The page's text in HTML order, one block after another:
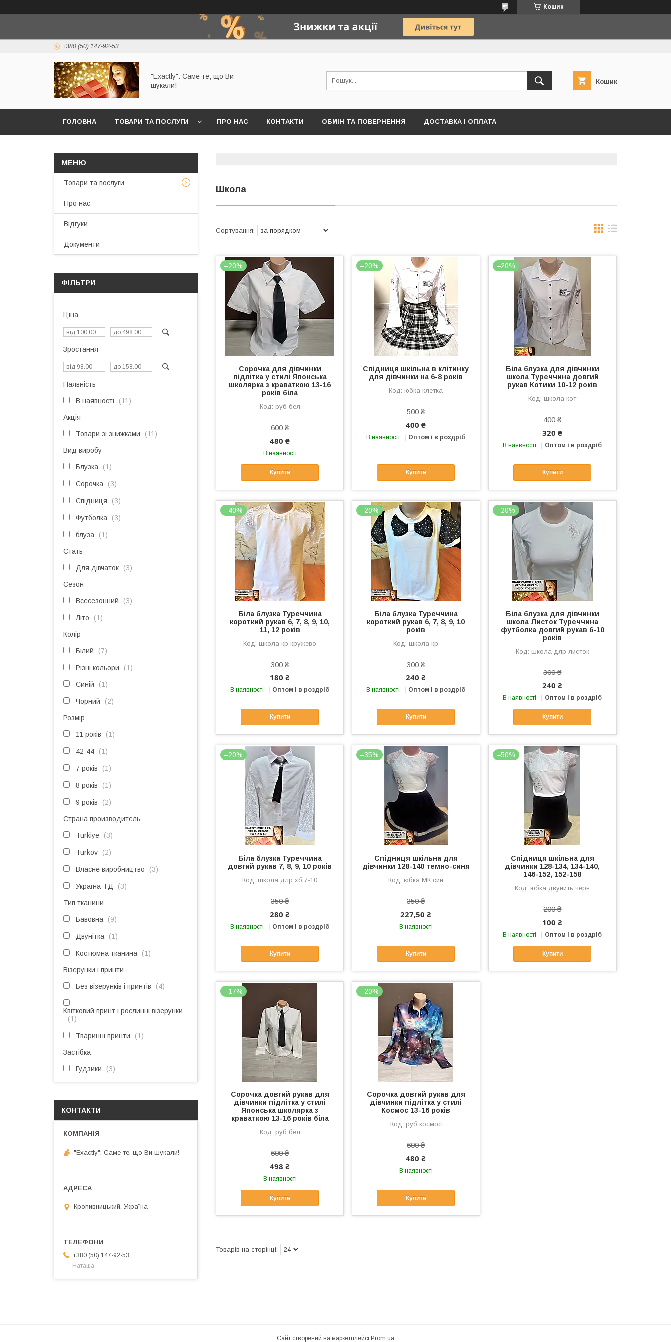
Кошик
+380 (50) 147-92-53
"Exactly": Саме те, що Ви
шукали!
Кошик
ГОЛОВНА ТОВАРИ ТА ПОСЛУГИ ПРО НАС КОНТАКТИ ОБМІН ТА ПОВЕРНЕННЯ ДОСТАВКА І ОПЛАТА
Школа
–20%
Сорочка для дівчинки
підлітка у стилі Японська
школярка з краваткою 13-16
років біла
руб бел
600 ₴
480 ₴
В наявності
Купити
–20%
Спідниця шкільна в клітинку
для дівчинки на 6-8 років
юбка клетка
500 ₴
400 ₴
В наявності Оптом і в роздріб
Купити
–20%
Біла блузка для дівчинки
школа Туреччина довгий
рукав Котики 10-12 років
школа кот
400 ₴
320 ₴
В наявності Оптом і в роздріб
Купити
–40%
Біла блузка Туреччина
короткий рукав 6, 7, 8, 9, 10,
11, 12 років
школа кр кружево
300 ₴
180 ₴
В наявності Оптом і в роздріб
Купити
–20%
Біла блузка Туреччина
короткий рукав 6, 7, 8, 9, 10
років
школа кр
300 ₴
240 ₴
В наявності Оптом і в роздріб
Купити
–20%
Біла блузка для дівчинки
школа Листок Туреччина
футболка довгий рукав 6-10
років
школа длр листок
300 ₴
240 ₴
В наявності Оптом і в роздріб
Купити
–20%
Біла блузка Туреччина
довгий рукав 7, 8, 9, 10 років
школа длр хб 7-10
350 ₴
280 ₴
В наявності Оптом і в роздріб
Купити
–35%
Спідниця шкільна для
дівчинки 128-140 темно-синя
юбка МК син
350 ₴
227,50 ₴
В наявності
Купити
–50%
Спідниця шкільна для
дівчинки 128-134, 134-140,
146-152, 152-158
юбка двунить черн
200 ₴
100 ₴
В наявності Оптом і в роздріб
Купити
–17%
Сорочка довгий рукав для
дівчинки підлітка у стилі
Японська школярка з
краваткою 13-16 років біла
руб бел
600 ₴
498 ₴
В наявності
Купити
–20%
Сорочка довгий рукав для
дівчинки підлітка у стилі
Космос 13-16 років
руб космос
600 ₴
480 ₴
В наявності
Купити
Товари та послуги
Про нас
Відгуки
Документи
ФІЛЬТРИ
Ціна
Зростання
Наявність
В наявності 11
Акція
Товари зі знижками 11
Вид виробу
Блузка 1
Сорочка 3
Спідниця 3
Футболка 3
блуза 1
Стать
Для дівчаток 3
Сезон
Всесезонний 3
Літо 1
Колір
Білий 7
Різні кольори 1
Синій 1
Чорний 2
Розмір
11 років 1
42-44 1
7 років 1
8 років 1
9 років 2
Страна производитель
Turkiye 3
Turkov 2
Власне виробництво 3
Україна ТД 3
Тип тканини
Бавовна 9
Двунітка 1
Костюмна тканина 1
Візерунки і принти
Без візерунків і принтів 4
Квітковий принт і рослинні візерунки
1
Тваринні принти 1
Застібка
Гудзики 3
КОНТАКТИ
"Exactly": Саме те, що Ви шукали!
Кропивницький, Україна
+380 (50) 147-92-53
Наташа
Сайт створений на маркетплейсі Prom.ua